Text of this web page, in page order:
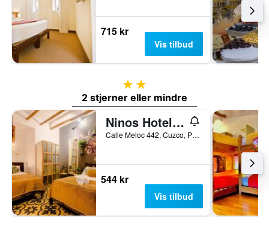
715 kr
Vis tilbud
2 stjerner
2 stjerner eller mindre
Ninos Hotel Meloc
Calle Meloc 442, Cuzco, Peru
544 kr
Vis tilbud